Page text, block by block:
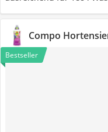
Compo
Bestseller